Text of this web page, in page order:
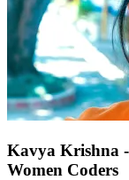
Kavya Krishna
Women Coders